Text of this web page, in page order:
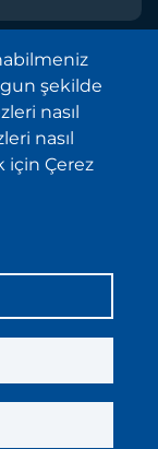
A.Ş. © 2013-2025
Hakları Saklıdır.
şekilde
nasıl
nasıl
için Çerez